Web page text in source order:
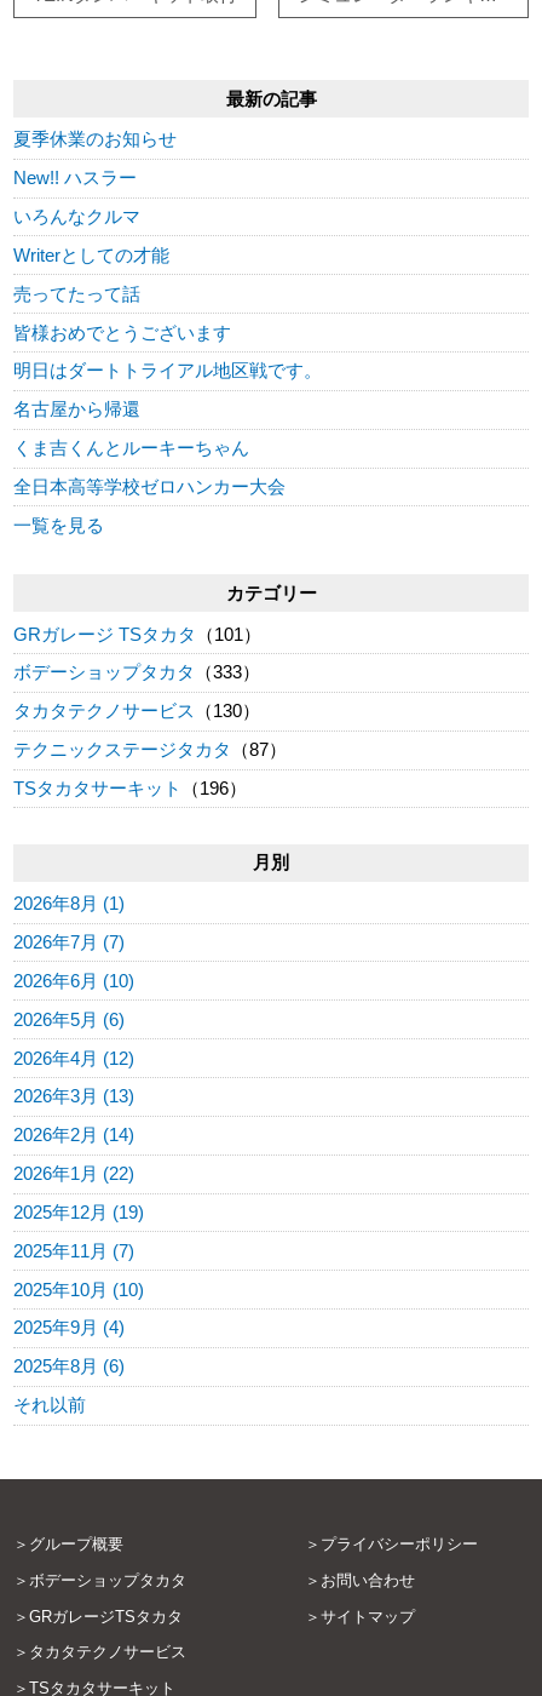
最新の記事
夏季休業のお知らせ
New!! ハスラー
いろんなクルマ
Writerとしての才能
売ってたって話
皆様おめでとうございます
明日はダートトライアル地区戦です。
名古屋から帰還
くま吉くんとルーキーちゃん
全日本高等学校ゼロハンカー大会
一覧を見る
カテゴリー
GRガレージ TSタカタ
（101）
ボデーショップタカタ
（333）
タカタテクノサービス
（130）
テクニックステージタカタ
（87）
TSタカタサーキット
（196）
月別
2026年8月 (1)
2026年7月 (7)
2026年6月 (10)
2026年5月 (6)
2026年4月 (12)
2026年3月 (13)
2026年2月 (14)
2026年1月 (22)
2025年12月 (19)
2025年11月 (7)
2025年10月 (10)
2025年9月 (4)
2025年8月 (6)
それ以前
グループ概要
ボデーショップタカタ
GRガレージTSタカタ
タカタテクノサービス
TSタカタサーキット
プライバシーポリシー
お問い合わせ
サイトマップ